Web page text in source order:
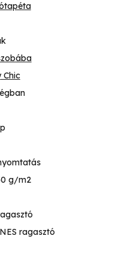
Chic
g/m2
ragasztó